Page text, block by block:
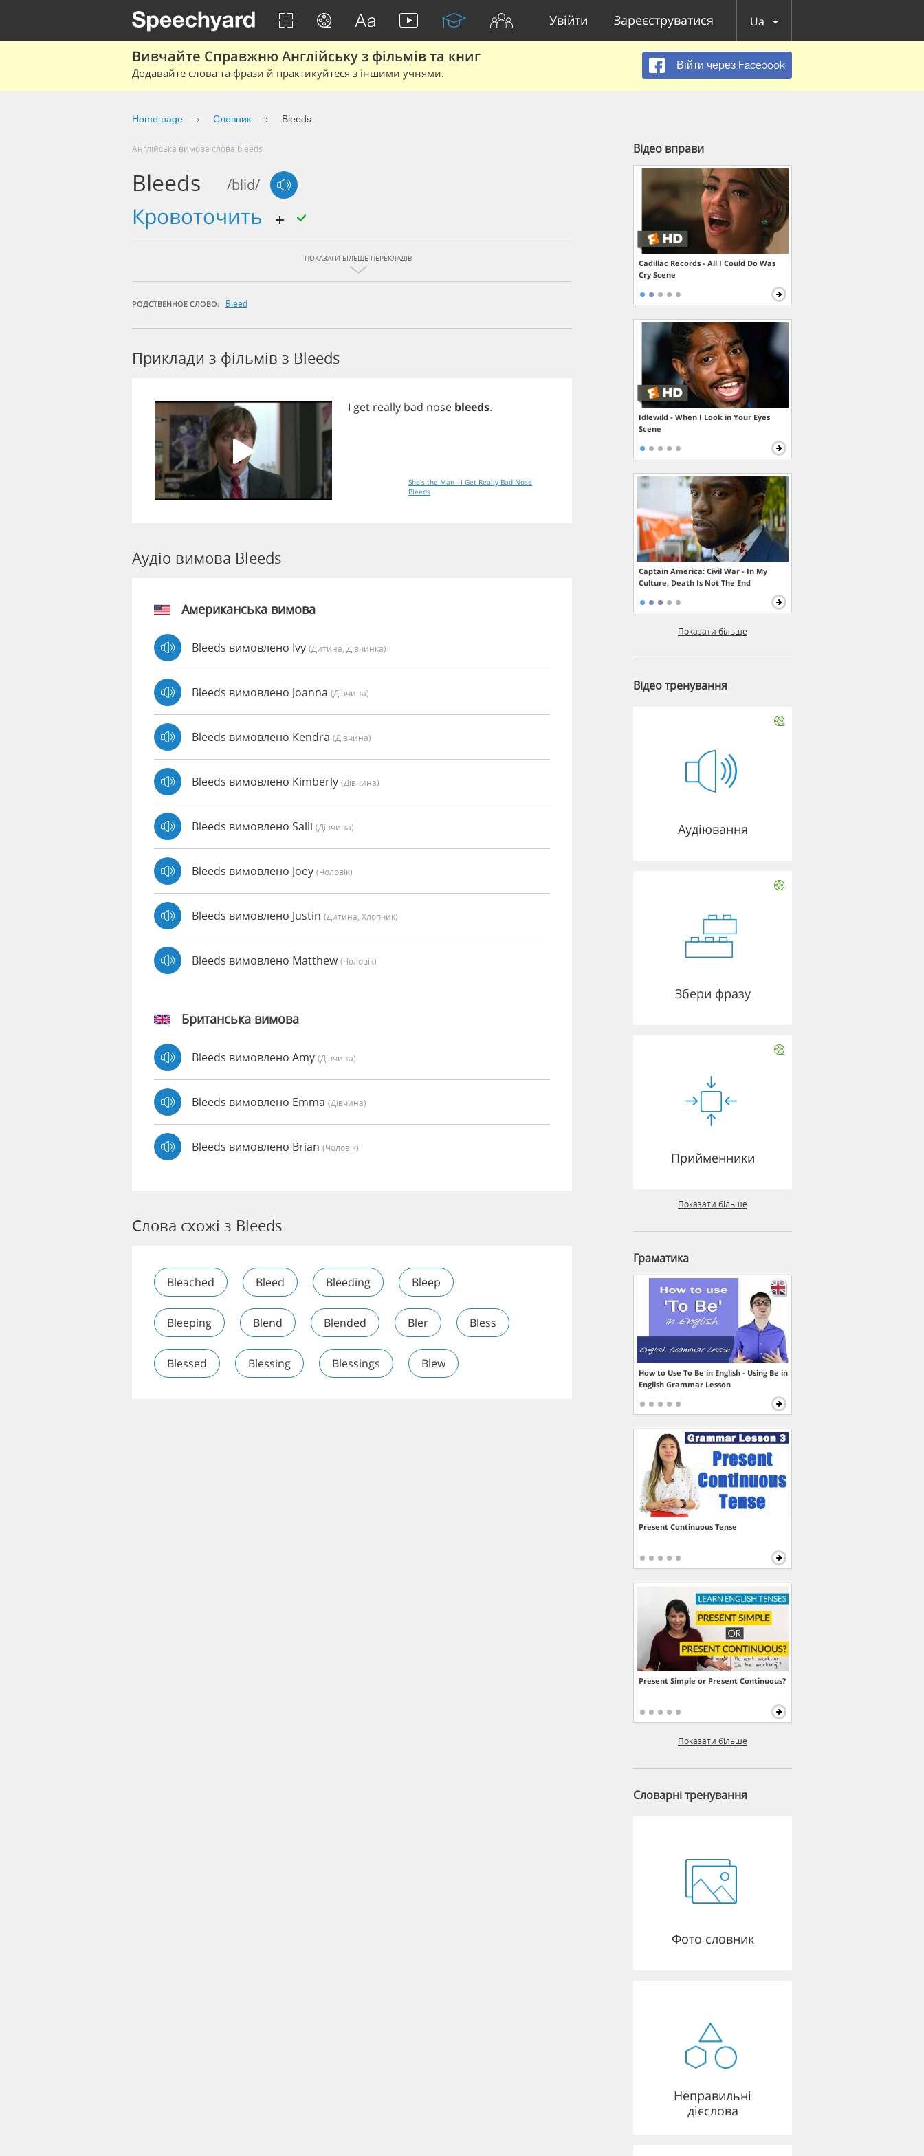
Увійти Зареєструватися Ua
Вивчайте Справжню Англійську з фільмів та книг
Додавайте слова та фрази й практикуйтеся з іншими учнями.
Війти через Facebook
Home page Cловник Bleeds
Англійська вимова слова bleeds
Bleeds /blid/
кровоточить
ПОКАЗАТИ БІЛЬШЕ ПЕРЕКЛАДІВ
РОДСТВЕННОЕ СЛОВО: Bleed
Приклади з фільмів з Bleeds
I get really bad nose bleeds.
She's the Man - I Get Really Bad Nose
Bleeds
Аудіо вимова Bleeds
Американська вимова
Bleeds вимовлено Ivy (дитина, Дівчинка)
Bleeds вимовлено Joanna (дівчина)
Bleeds вимовлено Kendra (дівчина)
Bleeds вимовлено Kimberly (дівчина)
Bleeds вимовлено Salli (дівчина)
Bleeds вимовлено Joey (чоловік)
Bleeds вимовлено Justin (дитина, Хлопчик)
Bleeds вимовлено Matthew(чоловік)
Британська вимова
Bleeds вимовлено Amy (дівчина)
Bleeds вимовлено Emma (дівчина)
Bleeds вимовлено Brian (чоловік)
Слова схожі з Bleeds
Bleached Bleed Bleeding Bleep
Bleeping Blend Blended Bler Bless
Blessed Blessing Blessings Blew
Відео вправи
Cadillac Records - All I Could Do Was
Cry Scene
Idlewild - When I Look in Your Eyes
Scene
Captain America: Civil War - In My
Culture, Death Is Not The End
Показати більше
Відео тренування
Аудіювання
Збери фразу
Прийменники
Показати більше
Граматика
How to Use To Be in English - Using Be in
English Grammar Lesson
Present Continuous Tense
Present Simple or Present Continuous?
Показати більше
Словарні тренування
Фото словник
Неправильні
дієслова